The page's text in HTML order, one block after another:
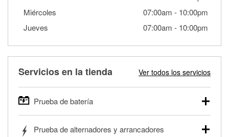
Miércoles
07:00am - 10:00pm
Jueves
07:00am - 10:00pm
Servicios en la tienda Ver todos los servicios
Prueba de batería
autos, camionetas, SUVs, vehículos comerciales y
Prueba de alternadores y arrancadores